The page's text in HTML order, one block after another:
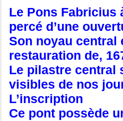
Le Pons Fabricius
percé d’une
Son noyau central
restauration de,
Le pilastre central
visibles de nos
L’inscription
Ce pont possède